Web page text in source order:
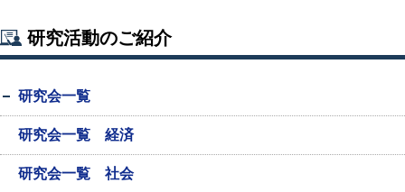
研究活動のご紹介
研究会一覧
研究会一覧 経済
研究会一覧 社会